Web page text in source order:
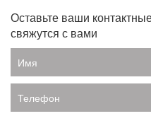
Оставьте ваши
свяжутся с вами
Имя
Телефон